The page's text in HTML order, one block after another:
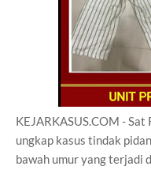
KEJARKASUS.COM -
ungkap kasus tindak
bawah umur yang terjadi